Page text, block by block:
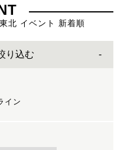
北 イベント 新着順
り込む
イン